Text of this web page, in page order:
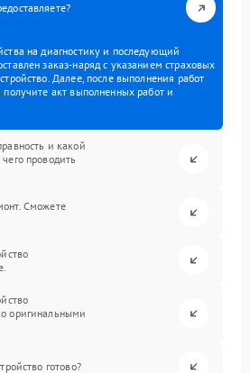
на диагностику и последующий
заказ-наряд с указанием страховых
Далее, после выполнения работ
акт выполненных работ и
и какой
проводить
Сможете
оригинальными
готово?